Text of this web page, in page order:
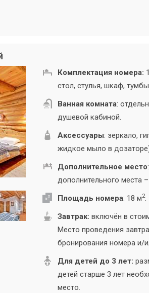
Комплектация номера:
стол, стулья, шкаф,
Ванная комната:
душевой кабиной.
Аксессуары: зеркало,
жидкое мыло в
Дополнительное место
дополнительного места
Площадь номера: 18 м2.
Завтрак: включён в
Место проведения
бронирования номера и/
Для детей до 3 лет:
детей старше 3 лет
место.